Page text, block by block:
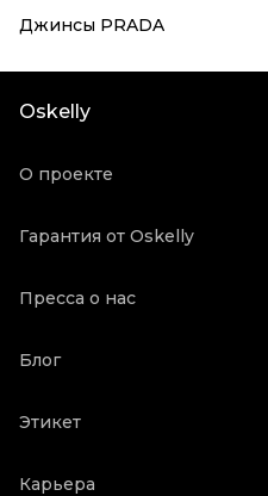
Джинсы PRADA
Oskelly
О проекте
Гарантия от Oskelly
Пресса о нас
Блог
Этикет
Карьера